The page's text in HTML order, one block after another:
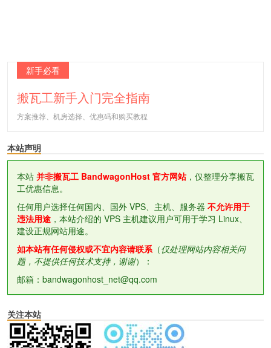
新手必看
搬瓦工新手入门完全指南
方案推荐、机房选择、优惠码和购买教程
本站声明
本站 并非搬瓦工 BandwagonHost 官方网站，仅整理分享搬瓦
工优惠信息。
任何用户选择任何国内、国外 VPS、主机、服务器 不允许用于
违法用途 ，本站介绍的 VPS 主机建议用户可用于学习 Linux、
建设正规网站用途。
如本站有任何侵权或不宜内容请联系（仅处理网站内容相关问
题，不提供任何技术支持，谢谢）：
邮箱：bandwagonhost_net@qq.com
关注本站